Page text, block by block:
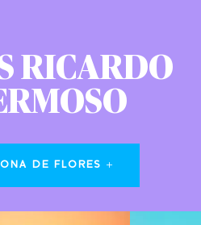
RICARDO
DE FLORES